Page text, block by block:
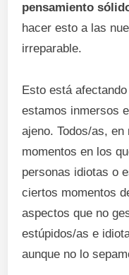
pensamiento
hacer esto a las
irreparable.
Esto está
estamos inmersos
ajeno. Todos/as,
momentos en los
personas idiotas o
ciertos momentos
aspectos que no
estúpidos/as e
aunque no lo